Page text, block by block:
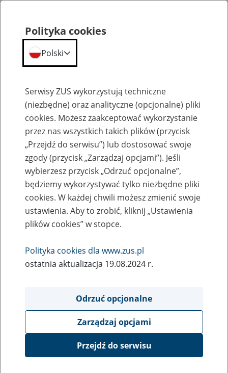
Szkolenia
Zaproś ZUS do siebie - zakładanie profili
eZUS w siedzibie Twojej firmy
Rodzaj wydarzenia
Szkolenia
Obszar merytoryczny
obsługa klientów
Opis wydarzenia
Platforma Usług Elektronicznych ZUS eZUS
Polityka cookies
Polski
Serwisy ZUS wykorzystują techniczne
(niezbędne) oraz analityczne (opcjonalne) pliki
cookies. Możesz zaakceptować wykorzystanie
przez nas wszystkich takich plików (przycisk
„Przejdź do serwisu”) lub dostosować swoje
zgody (przycisk „Zarządzaj opcjami”). Jeśli
wybierzesz przycisk „Odrzuć opcjonalne”,
będziemy wykorzystywać tylko niezbędne pliki
cookies. W każdej chwili możesz zmienić swoje
ustawienia. Aby to zrobić, kliknij „Ustawienia
plików cookies” w stopce.
Polityka cookies dla www.zus.pl
ostatnia aktualizacja 19.08.2024 r.
Odrzuć opcjonalne
Zarządzaj opcjami
Przejdź do serwisu